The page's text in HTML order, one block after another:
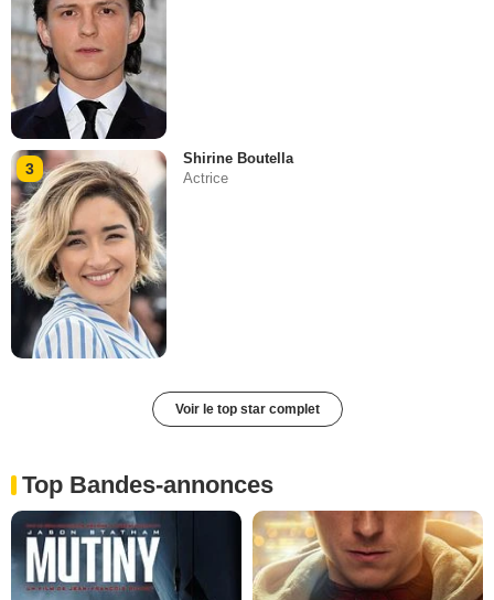
3
Shirine Boutella
Actrice
Voir le top star complet
Top Bandes-annonces